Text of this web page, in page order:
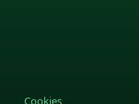
Cookies